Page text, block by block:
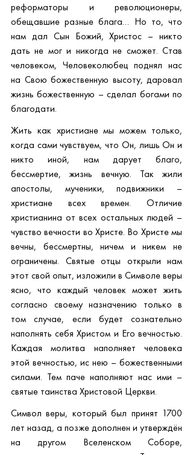
реформаторы и революционеры,
обещавшие разные блага… Но то, что
нам дал Сын Божий, Христос – никто
дать не мог и никогда не сможет. Став
человеком, Человеколюбец поднял нас
на Свою божественную высоту, даровал
жизнь божественную – сделал богами по
благодати.
Жить как христиане мы можем только,
когда сами чувствуем, что Он, лишь Он и
никто иной, нам дарует благо,
бессмертие, жизнь вечную. Так жили
апостолы, мученики, подвижники –
христиане всех времен. Отличие
христианина от всех остальных людей –
чувство вечности во Христе. Во Христе мы
вечны, бессмертны, ничем и никем не
ограничены. Святые отцы открыли нам
этот свой опыт, изложили в Символе веры
ясно, что каждый человек может жить
согласно своему назначению только в
том случае, если будет сознательно
наполнять себя Христом и Его вечностью.
Каждая молитва наполняет человека
этой вечностью, ис нею – божественными
силами. Тем паче наполняют нас ими –
святые таинства Христовой Церкви.
Символ веры, который был принят 1700
лет назад, а позже дополнен и утверждён
на другом Вселенском Соборе,